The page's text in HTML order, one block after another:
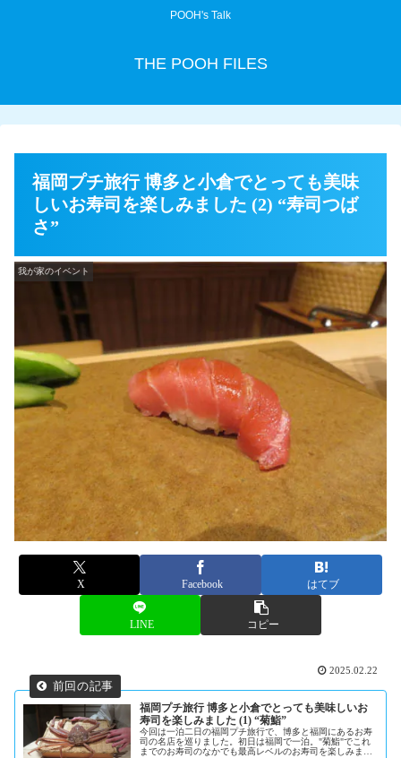
POOH's Talk
THE POOH FILES
福岡プチ旅行 博多と小倉でとっても美味
しいお寿司を楽しみました (2) “寿司つば
さ”
我が家のイベント
X Facebook はてブ
LINE コピー
2025.02.22
福岡プチ旅行 博多と小倉でとっても美味しいお
寿司を楽しみました (1) “菊鮨”
今回は一泊二日の福岡プチ旅行で、博多と福岡にあるお寿
司の名店を巡りました。初日は福岡で一泊。"菊鮨"でこれ
までのお寿司のなかでも最高レベルのお寿司を楽しみまし